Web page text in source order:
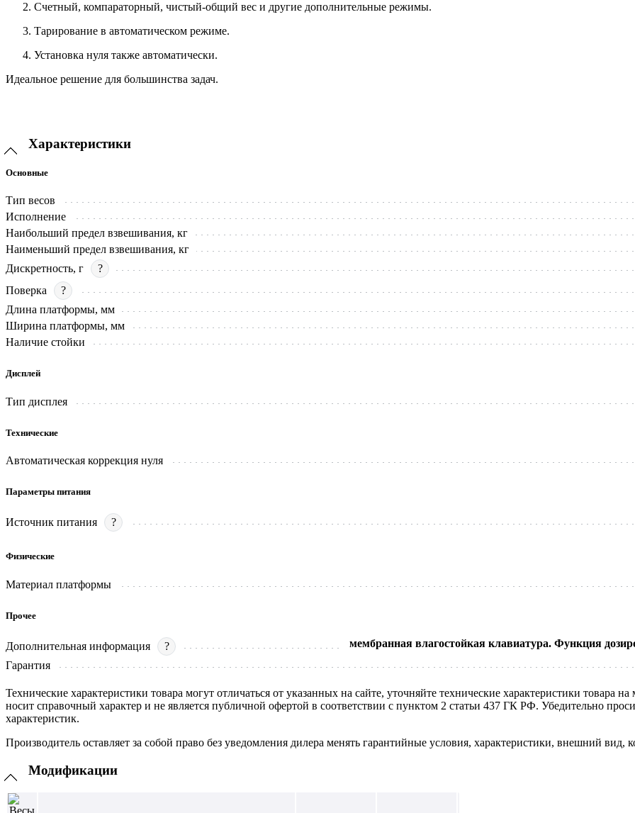
Счетный, компараторный, чистый-общий вес и другие дополнительные режимы.
Тарирование в автоматическом режиме.
Установка нуля также автоматически.
Идеальное решение для большинства задач.
Характеристики
Основные
Тип весов
Исполнение
Наибольший предел взвешивания, кг
Наименьший предел взвешивания, кг
Дискретность, г
?
Поверка
?
Длина платформы, мм
Ширина платформы, мм
Наличие стойки
Дисплей
Тип дисплея
Технические
Автоматическая коррекция нуля
Параметры питания
Источник питания ?
Физические
Материал платформы
Прочее
Дополнительная информация ?
мембранная влагостойкая клавиатура. Функция
Гарантия
Технические характеристики товара могут отличаться от указанных на сайте, уточняйте технические характеристики
носит справочный характер и не является публичной офертой в соответствии с пунктом 2 статьи 437 ГК РФ. Убедительно
характеристик.
Производитель оставляет за собой право без уведомления дилера менять гарантийные условия, характеристики, внешний вид,
Модификации